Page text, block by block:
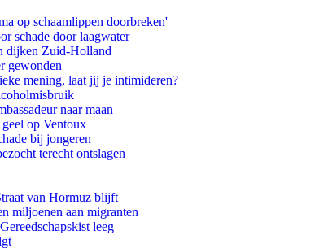
op schaamlippen doorbreken'
schade door laagwater
dijken Zuid-Holland
gewonden
mening, laat jij je intimideren?
naar maan
op Ventoux
bij jongeren
terecht ontslagen
van Hormuz blijft
miljoenen aan migranten
leeg